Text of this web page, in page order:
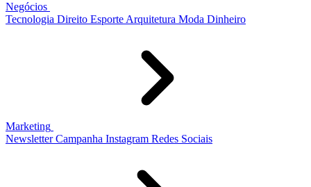
Negócios
Tecnologia Direito Esporte Arquitetura Moda Dinheiro
Marketing
Newsletter Campanha Instagram Redes Sociais